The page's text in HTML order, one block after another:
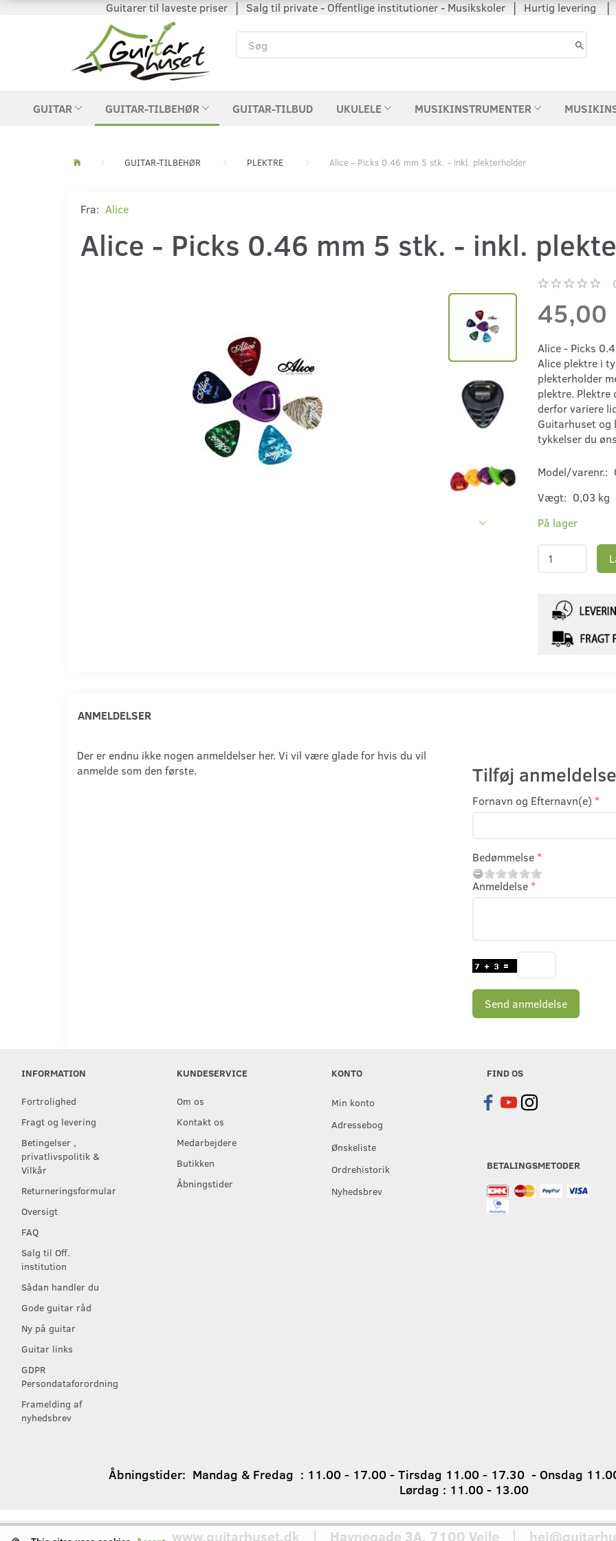
Guitarer til laveste priser │ Salg til private - Offentlige institutioner - Musikskoler │ Hurtig levering │
GUITAR GUITAR-TILBEHØR GUITAR-TILBUD UKULELE MUSIKINSTRUMENTER
GUITAR-TILBEHØR PLEKTRE Alice - Picks 0.46 mm 5 stk. - inkl. plekterholder
Fra: Alice
Alice - Picks 0.46 mm 5 stk. - inkl.
45,00
Alice - Picks
Alice plektre i
plekterholder
plektre. Plektre
derfor variere
Guitarhuset
tykkelser du
Model/varenr.:
Vægt: 0,03 kg
På lager
ANMELDELSER
Der er endnu ikke nogen anmeldelser her. Vi vil være glade for hvis du vil
anmelde som den første.
Tilføj
Fornavn og Efternavn(e)
Bedømmelse
Anmeldelse
Send anmeldelse
INFORMATION
Fortrolighed
Fragt og levering
Betingelser ,
privatlivspolitik &
Vilkår
Returneringsformular
Oversigt
FAQ
Salg til Off.
institution
Sådan handler du
Gode guitar råd
Ny på guitar
Guitar links
GDPR
Persondataforordning
Framelding af
nyhedsbrev
KUNDESERVICE
Om os
Kontakt os
Medarbejdere
Butikken
Åbningstider
KONTO
Min konto
Adressebog
Ønskeliste
Ordrehistorik
Nyhedsbrev
FIND OS
BETALINGSMETODER
Åbningstider: Mandag & Fredag : 11.00 - 17.00 - Tirsdag 11.00 - 17.30 - Onsdag
Lørdag : 11.00 - 13.00
www.guitarhuset.dk │ Havnegade 3A, 7100 Vejle │